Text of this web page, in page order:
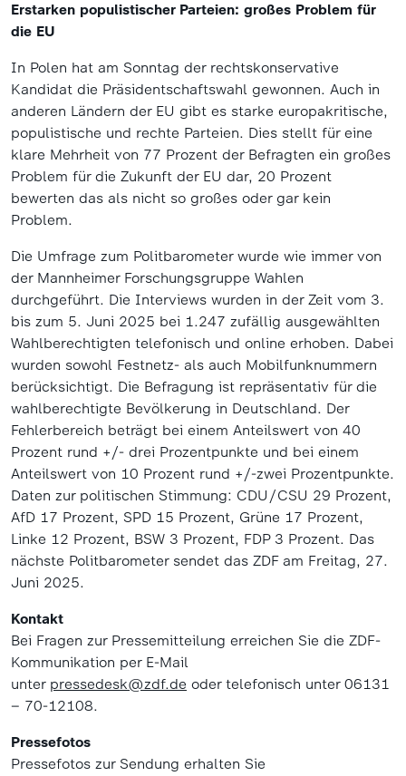
Erstarken populistischer Parteien: großes Problem für
die EU
In Polen hat am Sonntag der rechtskonservative
Kandidat die Präsidentschaftswahl gewonnen. Auch in
anderen Ländern der EU gibt es starke europakritische,
populistische und rechte Parteien. Dies stellt für eine
klare Mehrheit von 77 Prozent der Befragten ein großes
Problem für die Zukunft der EU dar, 20 Prozent
bewerten das als nicht so großes oder gar kein
Problem.
Die Umfrage zum Politbarometer wurde wie immer von
der Mannheimer Forschungsgruppe Wahlen
durchgeführt. Die Interviews wurden in der Zeit vom 3.
bis zum 5. Juni 2025 bei 1.247 zufällig ausgewählten
Wahlberechtigten telefonisch und online erhoben. Dabei
wurden sowohl Festnetz- als auch Mobilfunknummern
berücksichtigt. Die Befragung ist repräsentativ für die
wahlberechtigte Bevölkerung in Deutschland. Der
Fehlerbereich beträgt bei einem Anteilswert von 40
Prozent rund +/- drei Prozentpunkte und bei einem
Anteilswert von 10 Prozent rund +/-zwei Prozentpunkte.
Daten zur politischen Stimmung: CDU/CSU 29 Prozent,
AfD 17 Prozent, SPD 15 Prozent, Grüne 17 Prozent,
Linke 12 Prozent, BSW 3 Prozent, FDP 3 Prozent. Das
nächste Politbarometer sendet das ZDF am Freitag, 27.
Juni 2025.
Kontakt
Bei Fragen zur Pressemitteilung erreichen Sie die ZDF-
Kommunikation per E-Mail
unter pressedesk@zdf.de oder telefonisch unter 06131
– 70-12108.
Pressefotos
Pressefotos zur Sendung erhalten Sie